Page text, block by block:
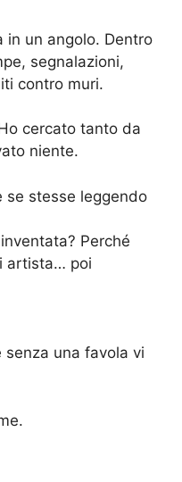
in un angolo. Dentro
segnalazioni,
contro muri.
cercato tanto da
niente.
se stesse leggendo
Perché
artista… poi
una favola vi